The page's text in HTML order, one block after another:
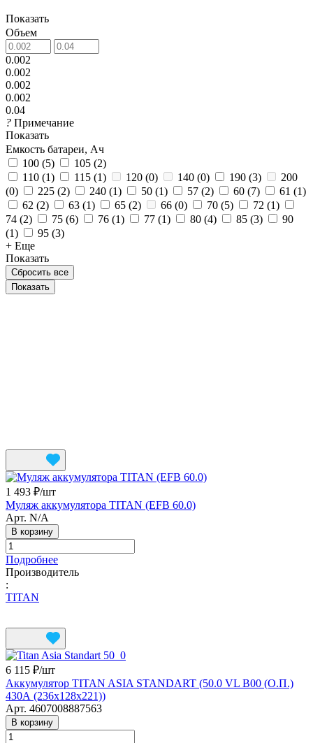
Показать
Объем
0.002
0.002
0.002
0.002
0.04
? Примечание
Показать
Емкость батареи, Ач
100 (5) 105 (2)
110 (1) 115 (1) 120 (0) 140 (0) 190 (3)
200
(0) 225 (2) 240 (1) 50 (1) 57 (2) 60 (7) 61 (1)
62 (2) 63 (1) 65 (2) 66 (0) 70 (5) 72 (1)
74 (2) 75 (6) 76 (1) 77 (1) 80 (4) 85 (3)
90
(1) 95 (3)
+ Еще
Показать
Сбросить все
1 493 ₽/шт
Муляж аккумулятора TITAN (EFB 60.0)
Арт. N/A
В корзину
Подробнее
Производитель
:
TITAN
6 115 ₽/шт
Аккумулятор TITAN ASIA STANDART (50.0 VL B00 (О.П.)
430А (236х128х221))
Арт. 4607008887563
В корзину